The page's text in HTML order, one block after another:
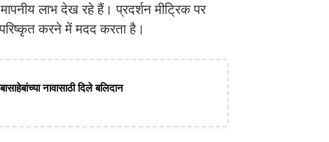
लाभ देख रहे हैं। प्रदर्शन मीट्रिक पर
करने में मदद करता है।
नावासाठी दिले बलिदान